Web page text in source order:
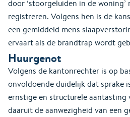
door ‘stoorgeluiden in de woning’
registreren. Volgens hen is de
een gemiddeld mens
ervaart als de brandtrap wordt
Huurgenot
Volgens de kantonrechter is op
onvoldoende duidelijk dat sprake
ernstige en structurele
daaruit de aanwezigheid van een